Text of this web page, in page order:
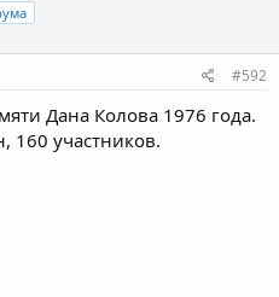
#592
Дана Колова 1976 года.
160 участников.